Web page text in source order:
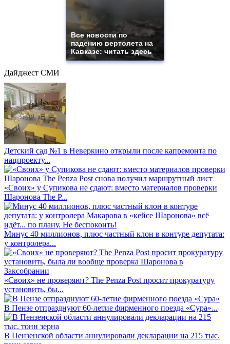
Все новости по
падению вертолета на
Кавказе: читать здесь
Дайджест СМИ
Детский сад №1 в Неверкино открыли после капремонта по
нацпроекту...
«Своих» у Супикова не сдают: вместо материалов проверки
Шаронова The P...
Минус 40 миллионов, плюс частный клон в контуре депутата:
у контролера...
«Своих» не проверяют? The Penza Post просит прокуратуру
установить, бы...
В Пензе отпразднуют 60-летие фирменного поезда «Сура»...
В Пензенской области аннулировали декларации на 215 тыс.